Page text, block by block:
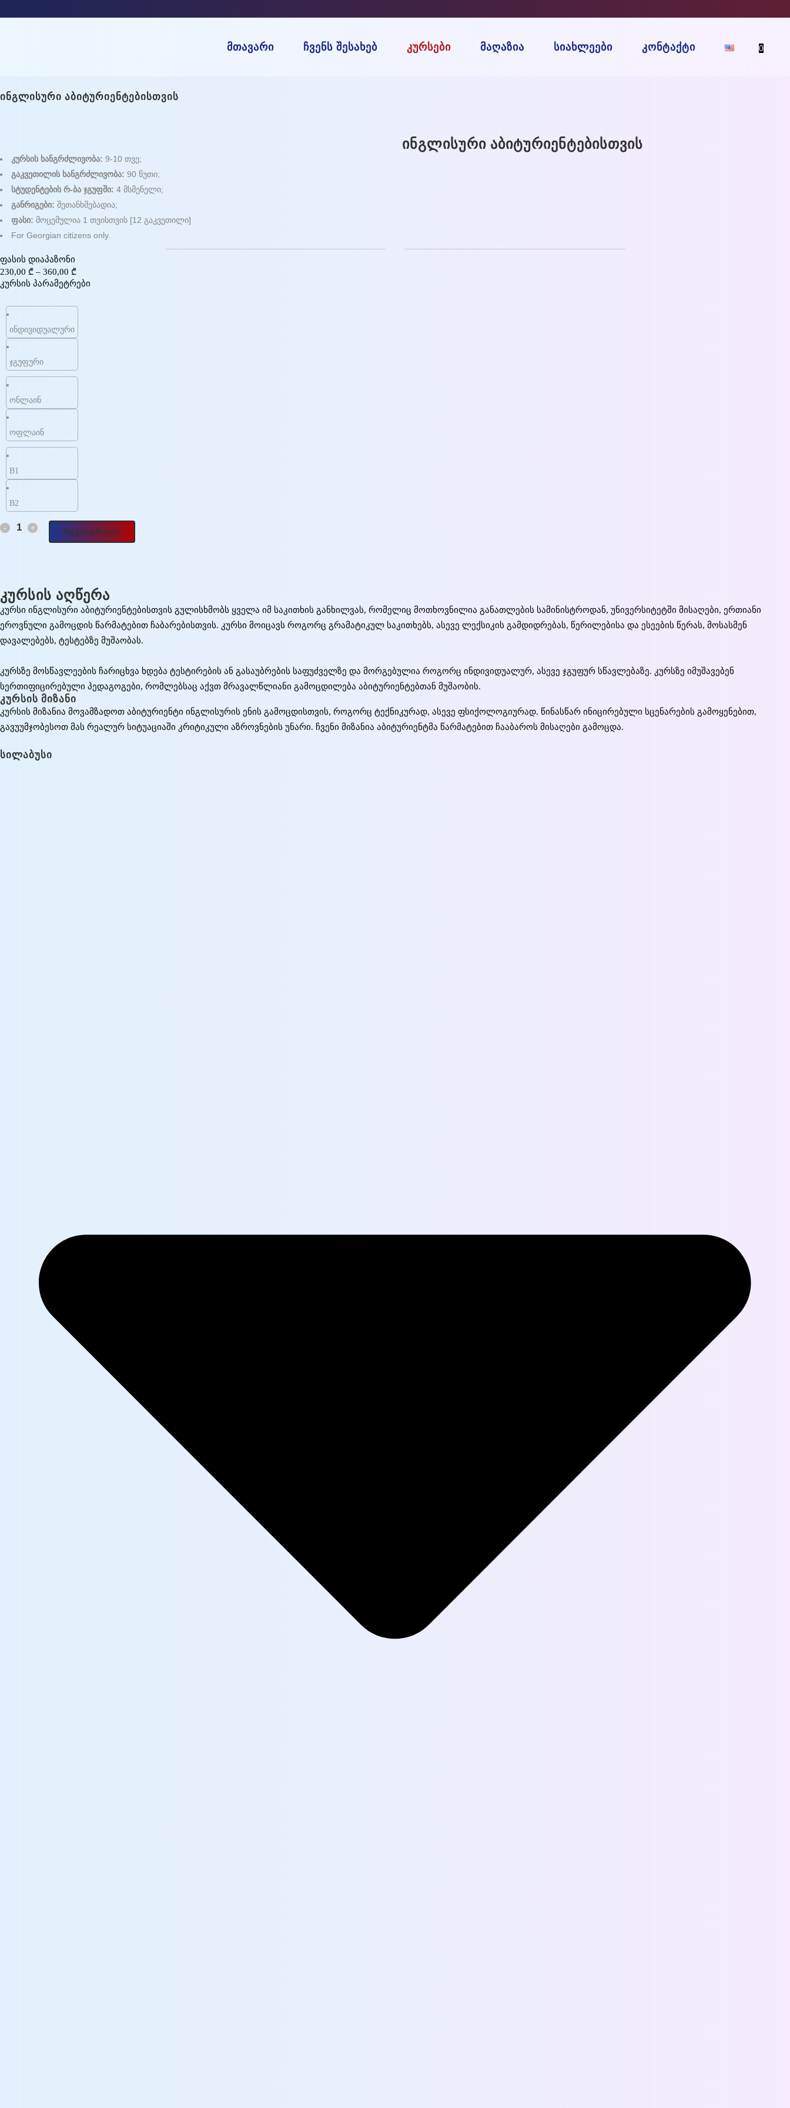
0
ᲛᲗᲐᲕᲐᲠᲘ ᲩᲕᲔᲜᲡ ᲨᲔᲡᲐᲮᲔᲑ ᲙᲣᲠᲡᲔᲑᲘ ᲛᲐᲦᲐᲖᲘᲐ ᲡᲘᲐᲮᲚᲔᲔᲑᲘ ᲙᲝᲜᲢᲐᲥᲢᲘ
ᲘᲜᲒᲚᲘᲡᲣᲠᲘ ᲐᲑᲘᲢᲣᲠᲘᲔᲜᲢᲔᲑᲘᲡᲗᲕᲘᲡ
ᲘᲜᲒᲚᲘᲡᲣᲠᲘ ᲐᲑᲘᲢᲣᲠᲘᲔᲜᲢᲔᲑᲘᲡᲗᲕᲘᲡ
კურსის ხანგრძლივობა: 9-10 თვე;
გაკვეთილის ხანგრძლივობა: 90 წუთი;
სტუდენტების რ-ბა ჯგუფში: 4 მსმენელი;
განრიგები: შეთანხმებადია;
ფასი: მოცემულია 1 თვისთვის [12 გაკვეთილი]
For Georgian citizens only.
ფასის დიაპაზონი
230,00 ₾ – 360,00 ₾
კურსის პარამეტრები
ინდივიდუალური
ჯგუფური
ონლაინ
ოფლაინ
B1
B2
ᲠᲔᲒᲘᲡᲢᲠᲐᲪᲘᲐ
ᲙᲣᲠᲡᲘᲡ ᲐᲦᲬᲔᲠᲐ
კურსი ინგლისური აბიტურიენტებისთვის გულისხმობს ყველა იმ საკითხის განხილვას, რომელიც მოთხოვნილია განათლების სამინისტროდან, უნივერსიტეტში მისაღები, ერთიანი
ეროვნული გამოცდის წარმატებით ჩაბარებისთვის. კურსი მოიცავს როგორც გრამატიკულ საკითხებს, ასევე ლექსიკის გამდიდრებას, წერილებისა და ესეების წერას, მოსასმენ
დავალებებს, ტესტებზე მუშაობას.
კურსზე მოსწავლეების ჩარიცხვა ხდება ტესტირების ან გასაუბრების საფუძველზე და მორგებულია როგორც ინდივიდუალურ, ასევე ჯგუფურ სწავლებაზე. კურსზე იმუშავებენ
სერთიფიცირებული პედაგოგები, რომლებსაც აქვთ მრავალწლიანი გამოცდილება აბიტურიენტებთან მუშაობის.
ᲙᲣᲠᲡᲘᲡ ᲛᲘᲖᲐᲜᲘ
კურსის მიზანია მოვამზადოთ აბიტურიენტი ინგლისურის ენის გამოცდისთვის, როგორც ტექნიკურად, ასევე ფსიქოლოგიურად. წინასწარ ინიცირებული სცენარების გამოყენებით,
გავუუმჯობესოთ მას რეალურ სიტუაციაში კრიტიკული აზროვნების უნარი. ჩვენი მიზანია აბიტურიენტმა წარმატებით ჩააბაროს მისაღები გამოცდა.
ᲡᲘᲚᲐᲑᲣᲡᲘ